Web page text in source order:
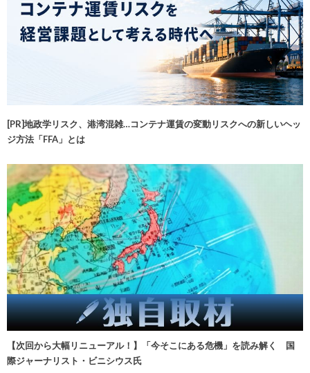
[PR]地政学リスク、港湾混雑…コンテナ運賃の変動リスクへの新しいヘッ
ジ方法「FFA」とは
【次回から大幅リニューアル！】「今そこにある危機」を読み解く 国
際ジャーナリスト・ビニシウス氏